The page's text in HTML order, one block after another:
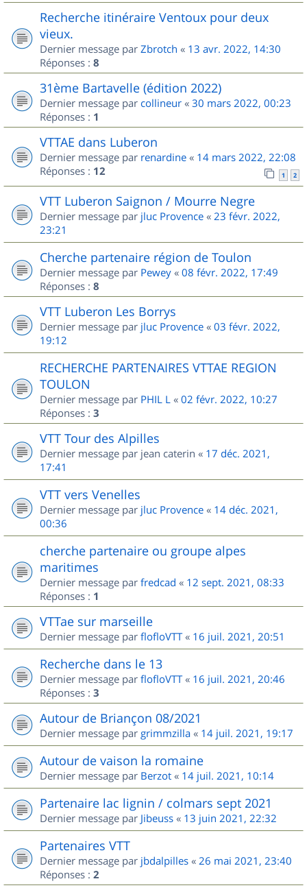
Recherche itinéraire Ventoux pour deux
vieux.
Dernier message par Zbrotch « 13 avr. 2022, 14:30
Réponses : 8
31ème Bartavelle (édition 2022)
Dernier message par collineur « 30 mars 2022, 00:23
Réponses : 1
VTTAE dans Luberon
Dernier message par renardine « 14 mars 2022, 22:08
Réponses : 12 1 2
VTT Luberon Saignon / Mourre Negre
Dernier message par jluc Provence « 23 févr. 2022,
23:21
Cherche partenaire région de Toulon
Dernier message par Pewey « 08 févr. 2022, 17:49
Réponses : 8
VTT Luberon Les Borrys
Dernier message par jluc Provence « 03 févr. 2022,
19:12
RECHERCHE PARTENAIRES VTTAE REGION
TOULON
Dernier message par PHIL L « 02 févr. 2022, 10:27
Réponses : 3
VTT Tour des Alpilles
Dernier message par jean caterin « 17 déc. 2021,
17:41
VTT vers Venelles
Dernier message par jluc Provence « 14 déc. 2021,
00:36
cherche partenaire ou groupe alpes
maritimes
Dernier message par fredcad « 12 sept. 2021, 08:33
Réponses : 1
VTTae sur marseille
Dernier message par flofloVTT« 16 juil. 2021, 20:51
Recherche dans le 13
Dernier message par flofloVTT« 16 juil. 2021, 20:46
Réponses : 3
Autour de Briançon 08/2021
Dernier message par grimmzilla « 14 juil. 2021, 19:17
Autour de vaison la romaine
Dernier message par Berzot « 14 juil. 2021, 10:14
Partenaire lac lignin / colmars sept 2021
Dernier message par Jibeuss « 13 juin 2021, 22:32
Partenaires VTT
Dernier message par jbdalpilles « 26 mai 2021, 23:40
Réponses : 2